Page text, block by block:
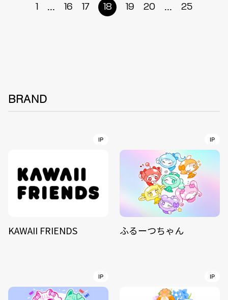
1 ... 16 17 18 19 20 ... 25
BRAND
IP
KAWAII FRIENDS
IP
ふるーつちゃん
IP IP